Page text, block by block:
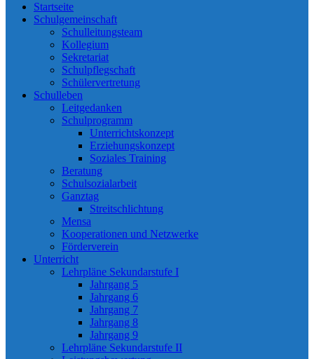
Startseite
Schulgemeinschaft
Schulleitungsteam
Kollegium
Sekretariat
Schulpflegschaft
Schülervertretung
Schulleben
Leitgedanken
Schulprogramm
Unterrichtskonzept
Erziehungskonzept
Soziales Training
Beratung
Schulsozialarbeit
Ganztag
Streitschlichtung
Mensa
Kooperationen und Netzwerke
Förderverein
Unterricht
Lehrpläne Sekundarstufe I
Jahrgang 5
Jahrgang 6
Jahrgang 7
Jahrgang 8
Jahrgang 9
Lehrpläne Sekundarstufe II